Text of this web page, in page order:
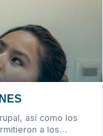
así como los
a los